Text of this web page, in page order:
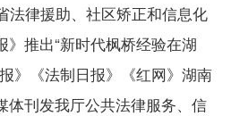
法律援助、社区矫正和信息化
推出“新时代枫桥经验在湖
》《法制日报》《红网》湖南
体刊发我厅公共法律服务、信